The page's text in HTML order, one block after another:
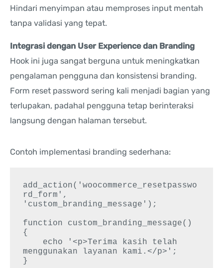
Hindari menyimpan atau memproses input mentah
tanpa validasi yang tepat.
Integrasi dengan User Experience dan Branding
Hook ini juga sangat berguna untuk meningkatkan
pengalaman pengguna dan konsistensi branding.
Form reset password sering kali menjadi bagian yang
terlupakan, padahal pengguna tetap berinteraksi
langsung dengan halaman tersebut.
Contoh implementasi branding sederhana:
add_action('woocommerce_resetpasswo
rd_form',
'custom_branding_message');
function custom_branding_message()
{
menggunakan layanan kami.</p>';